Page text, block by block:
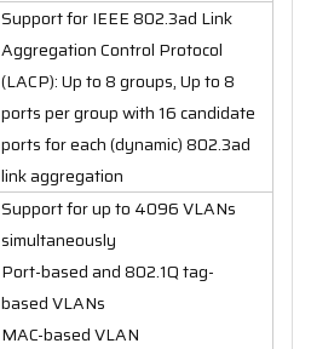
Support for IEEE 802.3ad Link
Aggregation Control Protocol
(LACP): Up to 8 groups, Up to 8
ports per group with 16 candidate
ports for each (dynamic) 802.3ad
link aggregation
Support for up to 4096 VLANs
simultaneously
Port-based and 802.1Q tag-
based VLANs
MAC-based VLAN